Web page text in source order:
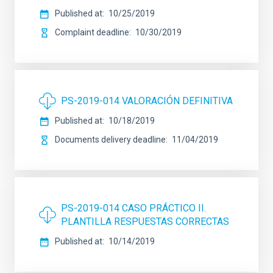
Published at
10/25/2019
Complaint deadline
10/30/2019
PS-2019-014 VALORACIÓN DEFINITIVA
Published at
10/18/2019
Documents delivery deadline
11/04/2019
PS-2019-014 CASO PRÁCTICO II.
PLANTILLA RESPUESTAS CORRECTAS
Published at 10/14/2019